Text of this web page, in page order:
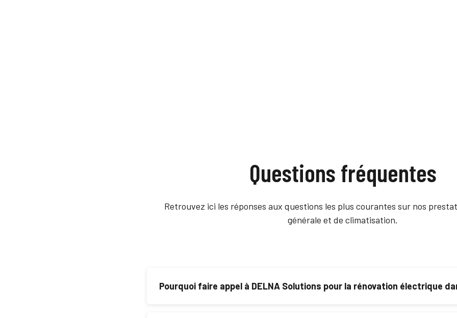
Questions fréquentes
Retrouvez ici les réponses aux questions les plus courantes sur nos
générale et de climatisation.
Pourquoi faire appel à DELNA Solutions pour la rénovation électrique